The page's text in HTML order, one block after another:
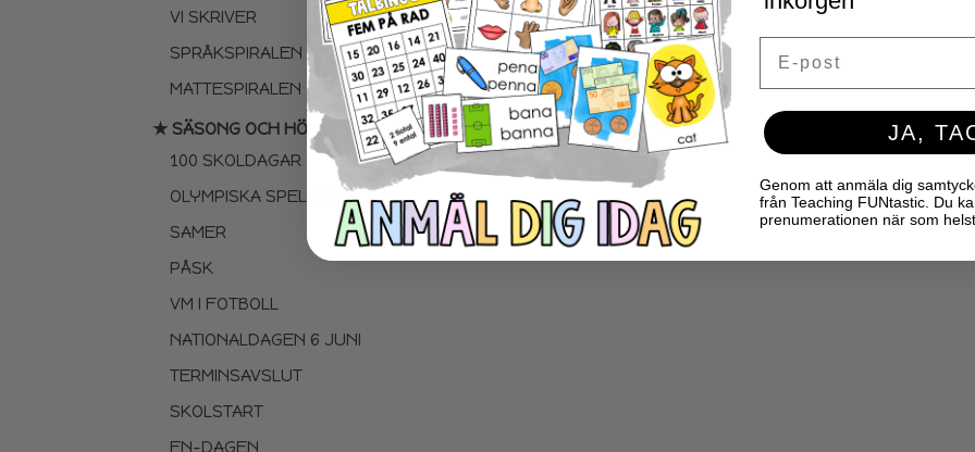
VI SKRIVER
SPRÅKSPIRALEN
MATTESPIRALEN
★ SÄSONG OCH HÖGTIDER
100 SKOLDAGAR
OLYMPISKA SPELEN
SAMER
PÅSK
VM I FOTBOLL
NATIONALDAGEN 6 JUNI
TERMINSAVSLUT
SKOLSTART
FN-DAGEN
JA,
Genom att anmäla dig
från Teaching FUNtastic. Du
prenumerationen när som